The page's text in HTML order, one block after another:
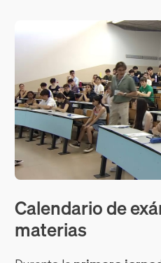
Calendario de
materias